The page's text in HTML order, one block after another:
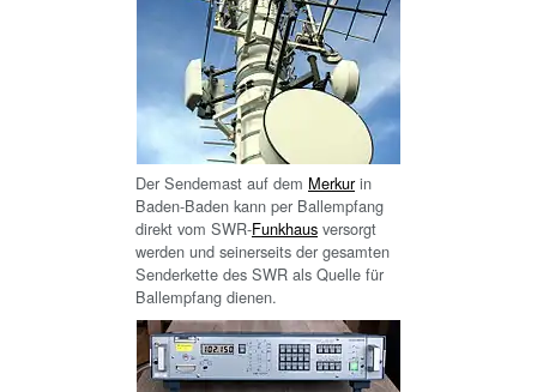
Der Sendemast auf dem Merkurin
Baden-Baden kann per Ballempfang
direkt vom SWR-Funkhaus versorgt
werden und seinerseits der gesamten
Senderkette des SWR als Quelle für
Ballempfang dienen.